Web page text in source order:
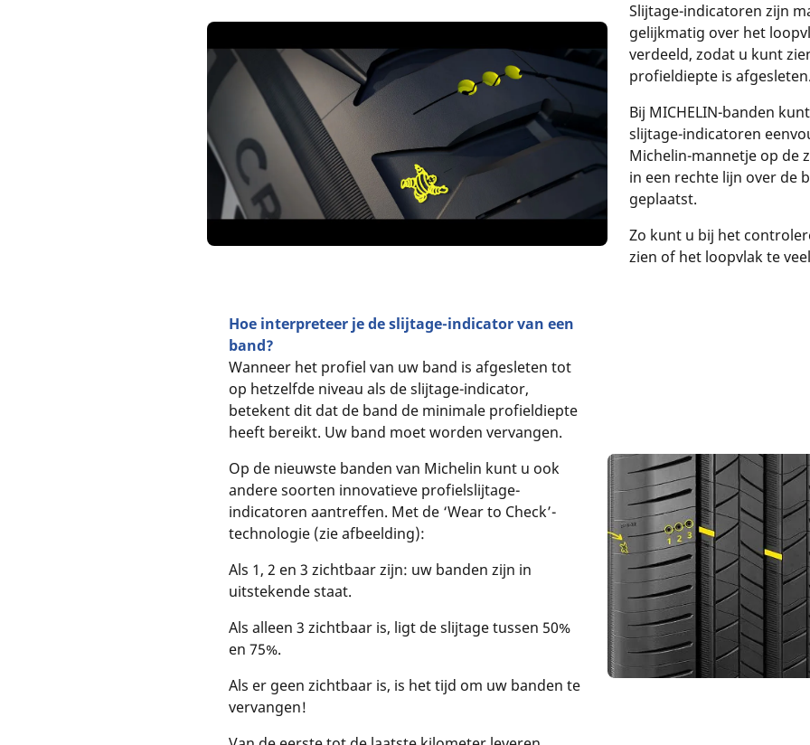
Slijtage-indicatoren zijn
gelijkmatig over het
verdeeld, zodat u kunt
profieldiepte is
Bij MICHELIN-banden
slijtage-indicatoren
Michelin-mannetje op de
in een rechte lijn over de
geplaatst.
Zo kunt u bij het
zien of het loopvlak te
Hoe interpreteer je de slijtage-indicator van een
band?
Wanneer het profiel van uw band is afgesleten tot
op hetzelfde niveau als de slijtage-indicator,
betekent dit dat de band de minimale profieldiepte
heeft bereikt. Uw band moet worden vervangen.
Op de nieuwste banden van Michelin kunt u ook
andere soorten innovatieve profielslijtage-
indicatoren aantreffen. Met de ‘Wear to Check’-
technologie (zie afbeelding):
Als 1, 2 en 3 zichtbaar zijn: uw banden zijn in
uitstekende staat.
Als alleen 3 zichtbaar is, ligt de slijtage tussen 50%
en 75%.
Als er geen zichtbaar is, is het tijd om uw banden te
vervangen!